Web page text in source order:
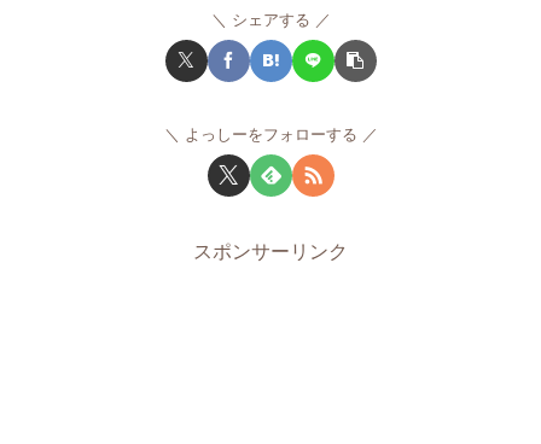
シェアする
よっしーをフォローする
スポンサーリンク